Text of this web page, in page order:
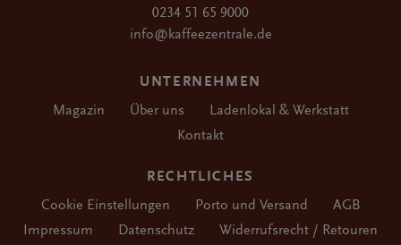
0234 51 65 9000
info@kaffeezentrale.de
UNTERNEHMEN
Magazin
Über uns
Ladenlokal & Werkstatt
Kontakt
RECHTLICHES
Cookie Einstellungen
Porto und Versand
AGB
Impressum
Datenschutz
Widerrufsrecht / Retouren